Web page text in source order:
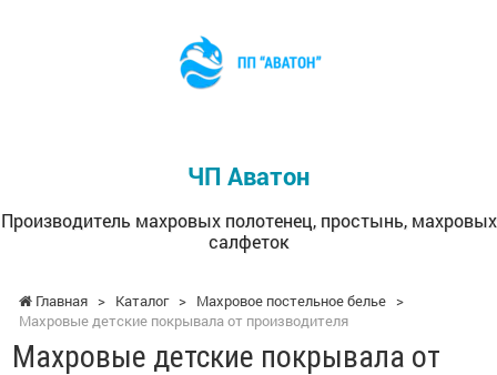
салфеток
ЧП Аватон
Производитель махровых полотенец, простынь, махровых
салфеток
Главная > Каталог > Махровое постельное белье >
Махровые детские покрывала от производителя
Махровые детские покрывала от